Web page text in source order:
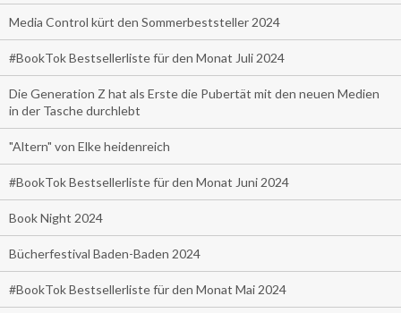
Media Control kürt den Sommerbeststeller 2024
#BookTok Bestsellerliste für den Monat Juli 2024
Die Generation Z hat als Erste die Pubertät mit den neuen Medien
in der Tasche durchlebt
"Altern" von Elke heidenreich
#BookTok Bestsellerliste für den Monat Juni 2024
Book Night 2024
Bücherfestival Baden-Baden 2024
#BookTok Bestsellerliste für den Monat Mai 2024